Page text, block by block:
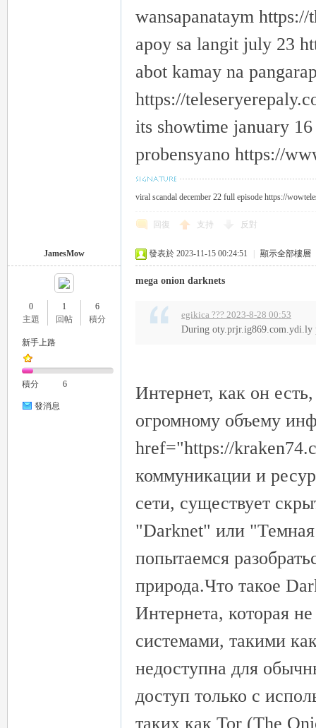
wansapanataym
apoy sa langit july 23
abot kamay na
https://
its showtime january
probensyano https://
viral scandal december 22 full episode https://
回復 支持 反對
JamesMow
0
主題
1
回帖
6
積分
新手上路
積分 6
發消息
發表於 2023-11-15 00:24:51 顯示全部樓層
mega onion darknets
egikica ??? 2023-8-28 00:53
During
Интернет, как он
огромному объему
href="https://
коммуникации и
сети, существует
"Darknet" или "Темная
попытаемся
природа.Что такое
Интернета, которая
системами, такими
недоступна для
доступ только с
таких как Tor (The